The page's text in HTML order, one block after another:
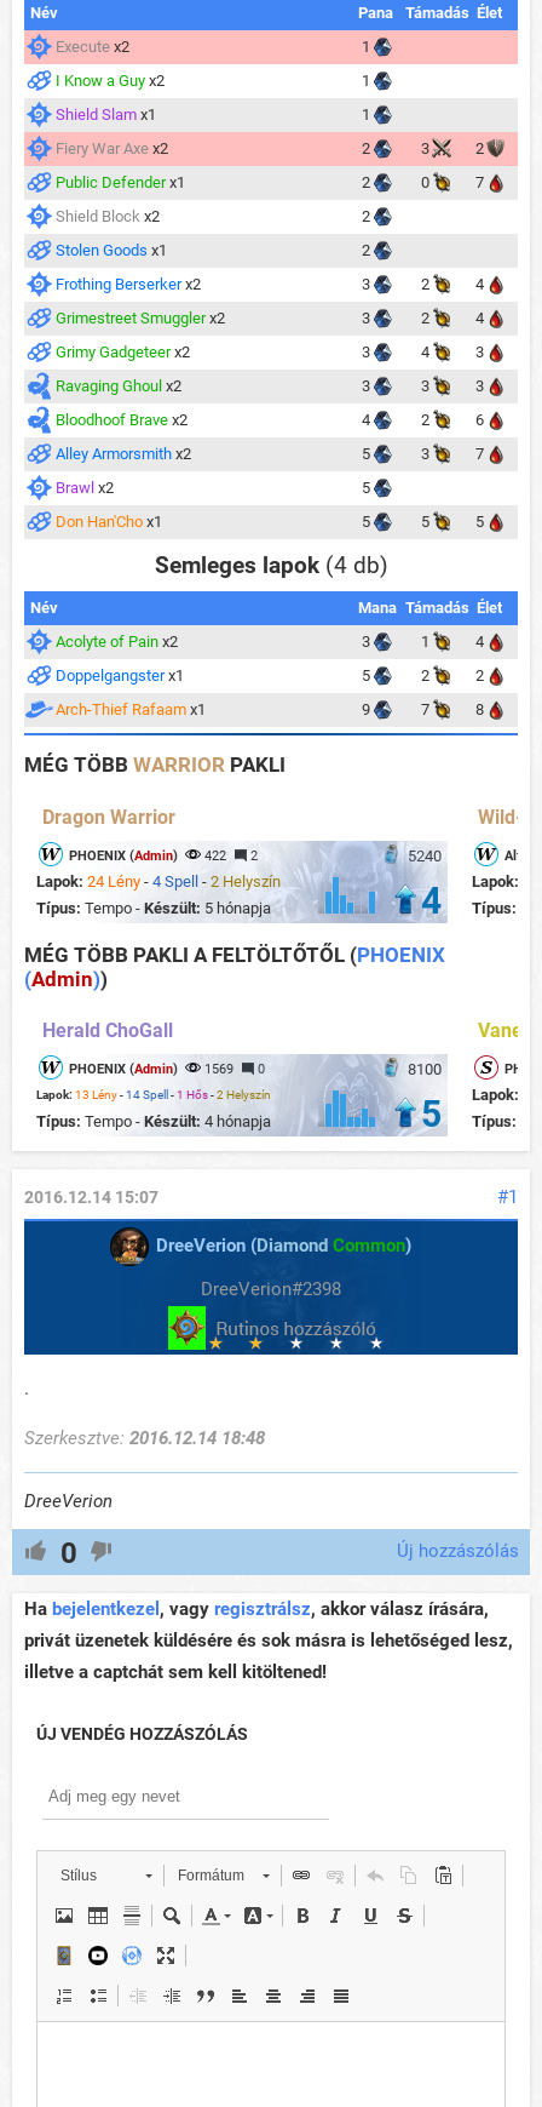
Név Pana Támadás Élet
Execute x2
1
I Know a Guy x2
1
Shield Slam x1
1
Fiery War Axe x2 2 3
2
Public Defender x1 2 0
7
Shield Block x2
2
Stolen Goods x1
2
Frothing Berserker x2 3 2
4
Grimestreet Smuggler x2 3 2
4
Grimy Gadgeteer x2 3 4
3
Ravaging Ghoul x2 3 3
3
Bloodhoof Brave x2 4 2
6
Alley Armorsmith x2 5 3
7
Brawl x2
5
Don Han'Cho x1 5 5 5
Semleges lapok (4 db)
Név Mana Támadás Élet
Acolyte of Pain x2 3 1
4
Doppelgangster x1 5 2
2
Arch-Thief Rafaam x1 9 7 8
MÉG TÖBB WARRIOR PAKLI
Dragon Warrior
5240
PHOENIX (Admin) 422 2
Lapok: 24 Lény - 4 Spell - 2 Helyszín
Típus: Tempo - Készült: 5 hónapja 4
Wild-
Lapok:
Típus:
MÉG TÖBB PAKLI A FELTÖLTŐTŐL (PHOENIX
(Admin))
Herald ChoGall
8100
PHOENIX (Admin) 1569 0
Lapok: 13 Lény-14 Spell -1 Hős-2 Helyszín
Típus: Tempo - Készült: 4 hónapja 5 Lapok:
Típus:
#1
2016.12.14 15:07
DreeVerion (Diamond Common)
DreeVerion#2398
.
Szerkesztve: 2016.12.14 18:48
DreeVerion
0 Új hozzászólás
Ha bejelentkezel , vagy regisztrálsz, akkor válasz írására,
privát üzenetek küldésére és sok másra is lehetőséged lesz,
illetve a captchát sem kell kitöltened!
ÚJ VENDÉG HOZZÁSZÓLÁS
Stílus Formátum